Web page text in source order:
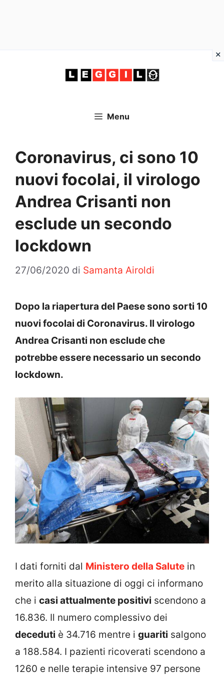
Menu
Coronavirus, ci sono 10
nuovi focolai, il virologo
Andrea Crisanti non
esclude un secondo
lockdown
27/06/2020 di Samanta Airoldi
Dopo la riapertura del Paese sono sorti 10
nuovi focolai di Coronavirus. Il virologo
Andrea Crisanti non esclude che
potrebbe essere necessario un secondo
lockdown.
I dati forniti dal Ministero della Salute in
merito alla situazione di oggi ci informano
che i casi attualmente positivi scendono a
16.836. Il numero complessivo dei
deceduti è 34.716 mentre i guariti salgono
a 188.584. I pazienti ricoverati scendono a
1260 e nelle terapie intensive 97 persone